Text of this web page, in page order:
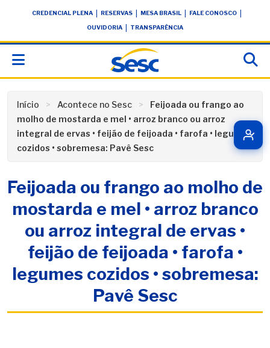
conteúdoCREDENCIAL PLENA RESERVAS MESA BRASIL FALE CONOSCO
OUVIDORIA TRANSPARÊNCIA
Início Acontece no Sesc
Feijoada ou frango ao
molho de mostarda e mel • arroz branco ou arroz
integral de ervas • feijão de feijoada • farofa • legumes
cozidos • sobremesa: Pavê Sesc
Feijoada ou frango ao molho de
mostarda e mel • arroz branco
ou arroz integral de ervas •
feijão de feijoada • farofa •
legumes cozidos • sobremesa:
Pavê Sesc